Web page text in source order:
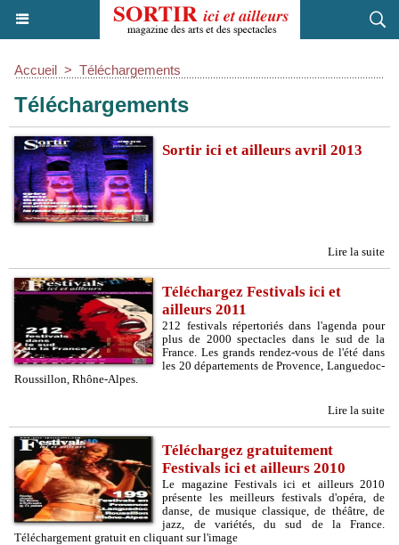
Accueil > Téléchargements
Téléchargements
Sortir ici et ailleurs avril 2013
Lire la suite
Téléchargez Festivals ici et
ailleurs 2011
212 festivals répertoriés dans l'agenda pour
plus de 2000 spectacles dans le sud de la
France. Les grands rendez-vous de l'été dans
les 20 départements de Provence, Languedoc-
Roussillon, Rhône-Alpes.
Lire la suite
Téléchargez gratuitement
Festivals ici et ailleurs 2010
Le magazine Festivals ici et ailleurs 2010
présente les meilleurs festivals d'opéra, de
danse, de musique classique, de théâtre, de
jazz, de variétés, du sud de la France.
Téléchargement gratuit en cliquant sur l'image